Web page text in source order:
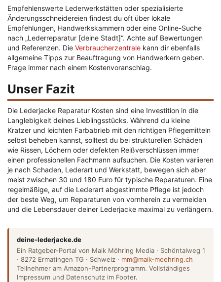
Empfehlenswerte Lederwerkstätten oder spezialisierte
Änderungsschneidereien findest du oft über lokale
Empfehlungen, Handwerkskammern oder eine Online-Suche
nach „Lederreparatur [deine Stadt]“. Achte auf Bewertungen
und Referenzen. Die Verbraucherzentrale kann dir ebenfalls
allgemeine Tipps zur Beauftragung von Handwerkern geben.
Frage immer nach einem Kostenvoranschlag.
Unser Fazit
Die Lederjacke Reparatur Kosten sind eine Investition in die
Langlebigkeit deines Lieblingsstücks. Während du kleine
Kratzer und leichten Farbabrieb mit den richtigen Pflegemitteln
selbst beheben kannst, solltest du bei strukturellen Schäden
wie Rissen, Löchern oder defekten Reißverschlüssen immer
einen professionellen Fachmann aufsuchen. Die Kosten variieren
je nach Schaden, Lederart und Werkstatt, bewegen sich aber
meist zwischen 30 und 180 Euro für typische Reparaturen. Eine
regelmäßige, auf die Lederart abgestimmte Pflege ist jedoch
der beste Weg, um Reparaturen von vornherein zu vermeiden
und die Lebensdauer deiner Lederjacke maximal zu verlängern.
deine-lederjacke.de
Ein Ratgeber-Portal von Maik Möhring Media · Schöntalweg 1
· 8272 Ermatingen TG · Schweiz · mm@maik-moehring.ch
Teilnehmer am Amazon-Partnerprogramm. Vollständiges
Impressum und Datenschutz im Footer.